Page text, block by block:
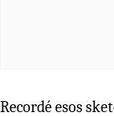
Recordé esos